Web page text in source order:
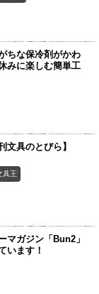
ちな保冷剤がかわ
みに楽しむ簡単工
文具のとびら】
具王
マガジン「Bun2」
います！